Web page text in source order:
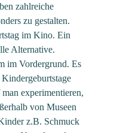
zahlreiche
zu gestalten.
im Kino. Ein
Alternative.
im Vordergrund. Es
experimentieren,
von Museen
z.B. Schmuck